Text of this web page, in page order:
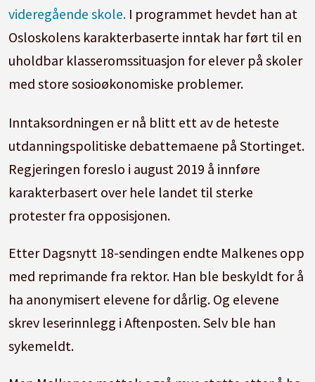
videregående skole. I programmet hevdet han at
Osloskolens karakterbaserte inntak har ført til en
uholdbar klasseromssituasjon for elever på skoler
med store sosioøkonomiske problemer.
Inntaksordningen er nå blitt ett av de heteste
utdanningspolitiske debattemaene på Stortinget.
Regjeringen foreslo i august 2019 å innføre
karakterbasert over hele landet til sterke
protester fra opposisjonen.
Etter Dagsnytt 18-sendingen endte Malkenes opp
med reprimande fra rektor. Han ble beskyldt for å
ha anonymisert elevene for dårlig. Og elevene
skrev leserinnlegg i Aftenposten. Selv ble han
sykemeldt.